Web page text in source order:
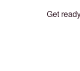
Get